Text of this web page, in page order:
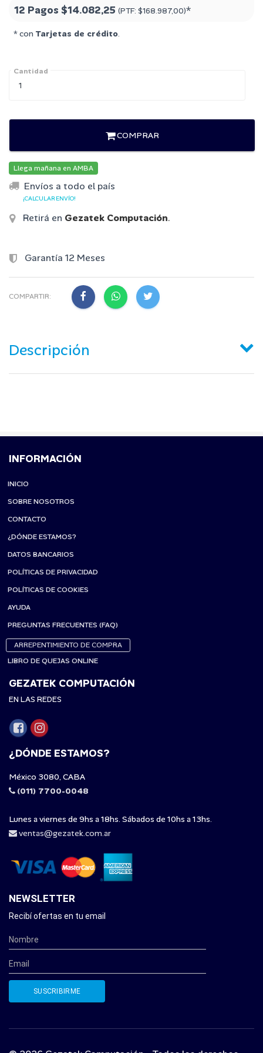
12 Pagos $14.082,25 (PTF: $168.987,00)*
* con Tarjetas de crédito.
Cantidad
COMPRAR
Llega mañana en AMBA
Envíos a todo el país
¡CALCULAR ENVÍO!
Retirá en Gezatek Computación.
Garantía 12 Meses
COMPARTIR:
Descripción
INFORMACIÓN
INICIO
SOBRE NOSOTROS
CONTACTO
¿DÓNDE ESTAMOS?
DATOS BANCARIOS
POLÍTICAS DE PRIVACIDAD
POLÍTICAS DE COOKIES
AYUDA
PREGUNTAS FRECUENTES (FAQ)
ARREPENTIMIENTO DE COMPRA
LIBRO DE QUEJAS ONLINE
GEZATEK COMPUTACIÓN
EN LAS REDES
¿DÓNDE ESTAMOS?
México 3080, CABA
(011) 7700-0048
Lunes a viernes de 9hs a 18hs. Sábados de 10hs a 13hs.
ventas@gezatek.com.ar
NEWSLETTER
Recibí ofertas en tu email